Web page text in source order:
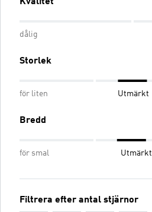
dålig
Storlek
för liten Utmärkt
Bredd
för smal Utmärkt
Filtrera efter antal stjärnor